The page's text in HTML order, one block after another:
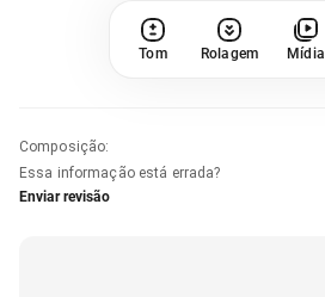
Tom Rolagem Mídia
Composição:
Essa informação está errada?
Enviar revisão